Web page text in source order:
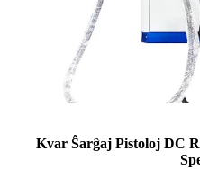
Kvar Ŝarĝaj Pistoloj DC